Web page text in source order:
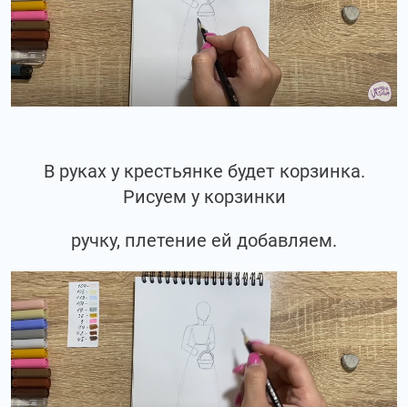
В руках у крестьянке будет корзинка.
Рисуем у корзинки
ручку, плетение ей добавляем.